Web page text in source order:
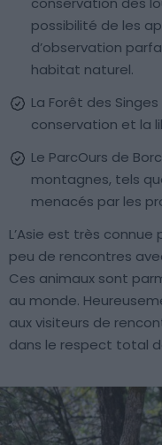
possibilité de les
d’observation
habitat naturel.
La Forêt des
conservation et la
Le ParcOurs de
montagnes, tels
menacés par les
L’Asie est très
peu de rencontres
Ces animaux sont
au monde.
aux visiteurs de
dans le respect total